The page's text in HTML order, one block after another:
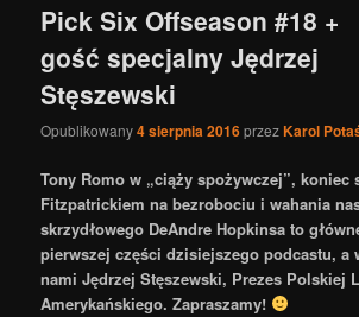
Pick Six Offseason #18 +
gość specjalny Jędrzej
Stęszewski
Opublikowany4 sierpnia 2016przezKarol
Tony Romo w „ciąży spożywczej”, koniec
Fitzpatrickiem na bezrobociu i wahania
skrzydłowego DeAndre Hopkinsa to
pierwszej części dzisiejszego podcastu, a
nami Jędrzej Stęszewski, Prezes Polskiej
Amerykańskiego. Zapraszamy!